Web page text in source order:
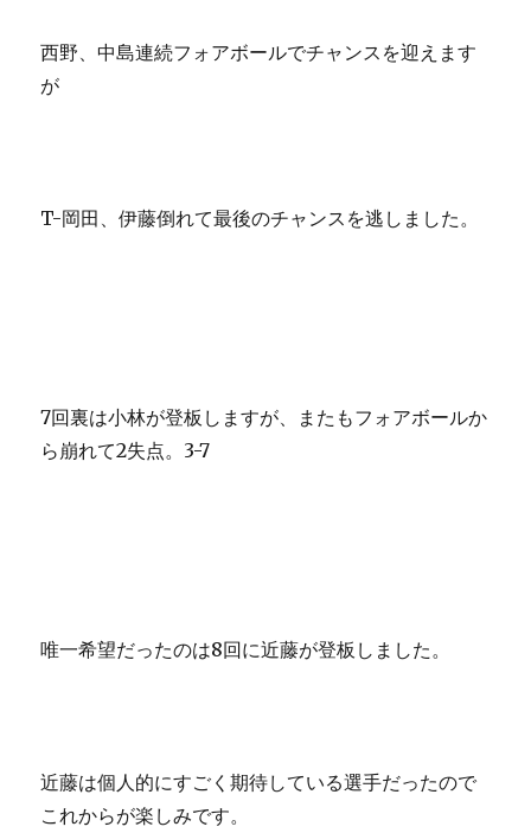
西野、中島連続フォアボールでチャンスを迎えます
が
T-岡田、伊藤倒れて最後のチャンスを逃しました。
7回裏は小林が登板しますが、またもフォアボールか
ら崩れて2失点。3-7
唯一希望だったのは8回に近藤が登板しました。
近藤は個人的にすごく期待している選手だったので
これからが楽しみです。